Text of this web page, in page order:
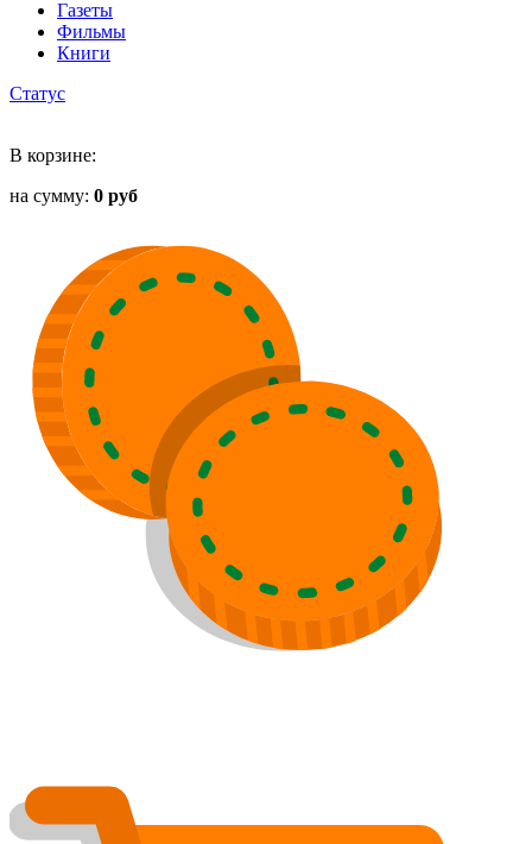
Газеты
Фильмы
Книги
Статус
В корзине:
на сумму: 0 руб